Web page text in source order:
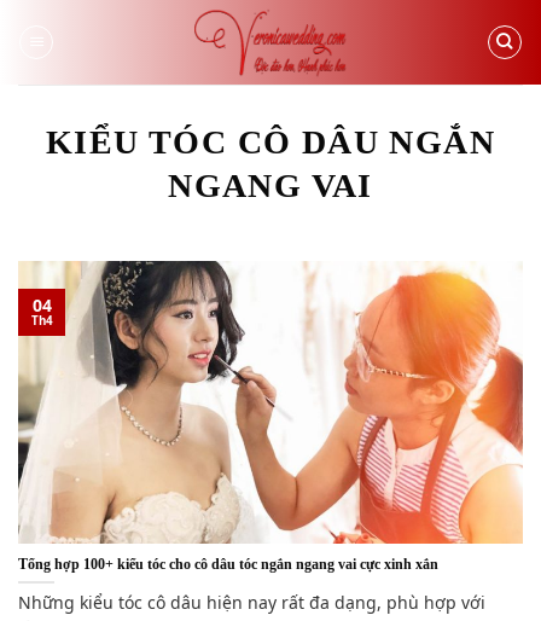
KIỂU TÓC CÔ DÂU NGẮN
NGANG VAI
Tổng hợp 100+ kiểu tóc cho cô dâu tóc ngắn ngang vai cực xinh xắn
Những kiểu tóc cô dâu hiện nay rất đa dạng, phù hợp với
04
Th4